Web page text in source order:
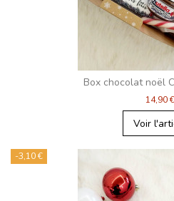
Box chocolat noël
14,90 €
Voir
-3,10 €